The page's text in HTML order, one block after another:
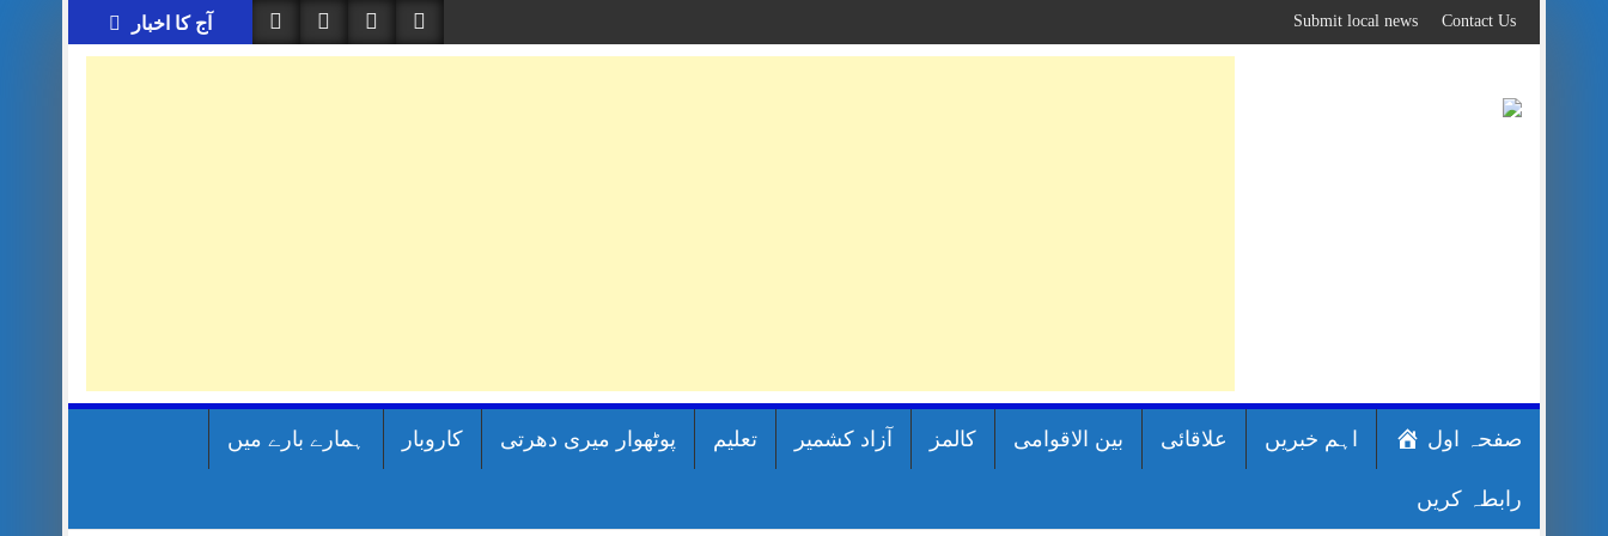
to
content
آج کا اخبار Contact Us
Submit local news
صفحہ اول اہم خبریں علاقائی بین الاقوامی کالمز آزاد کشمیر تعلیم پوٹھوار میری دھرتی کاروبار ہمارے بارے میں
رابطہ کریں